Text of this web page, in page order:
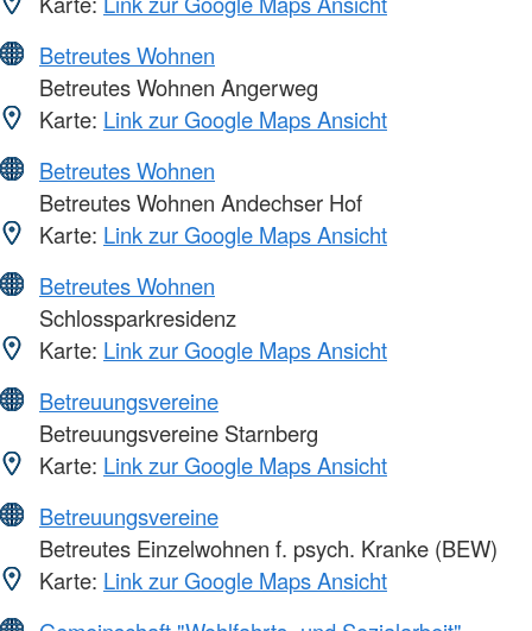
Betreutes Wohnen
Betreutes Wohnen Angerweg
Karte: Link zur Google Maps Ansicht
Betreutes Wohnen
Betreutes Wohnen Andechser Hof
Karte: Link zur Google Maps Ansicht
Betreutes Wohnen
Schlossparkresidenz
Karte: Link zur Google Maps Ansicht
Betreuungsvereine
Betreuungsvereine Starnberg
Karte: Link zur Google Maps Ansicht
Betreuungsvereine
Betreutes Einzelwohnen f. psych. Kranke (BEW)
Karte: Link zur Google Maps Ansicht